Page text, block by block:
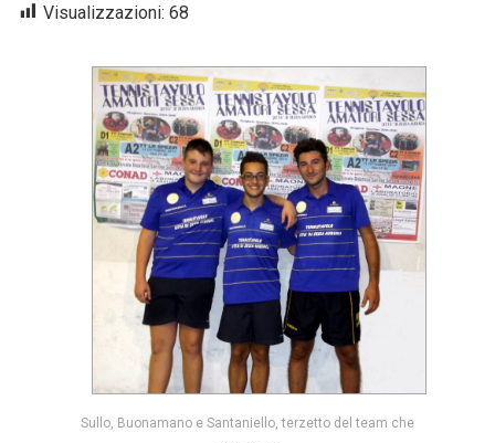
Visualizzazioni: 68
Sullo, Buonamano e Santaniello, terzetto del team che